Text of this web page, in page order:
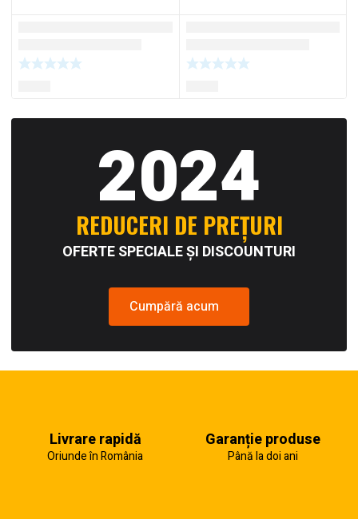
2024
REDUCERI DE PREȚURI
OFERTE SPECIALE ȘI DISCOUNTURI
Cumpără acum
Livrare rapidă
Oriunde în România
Garanție produse
Până la doi ani